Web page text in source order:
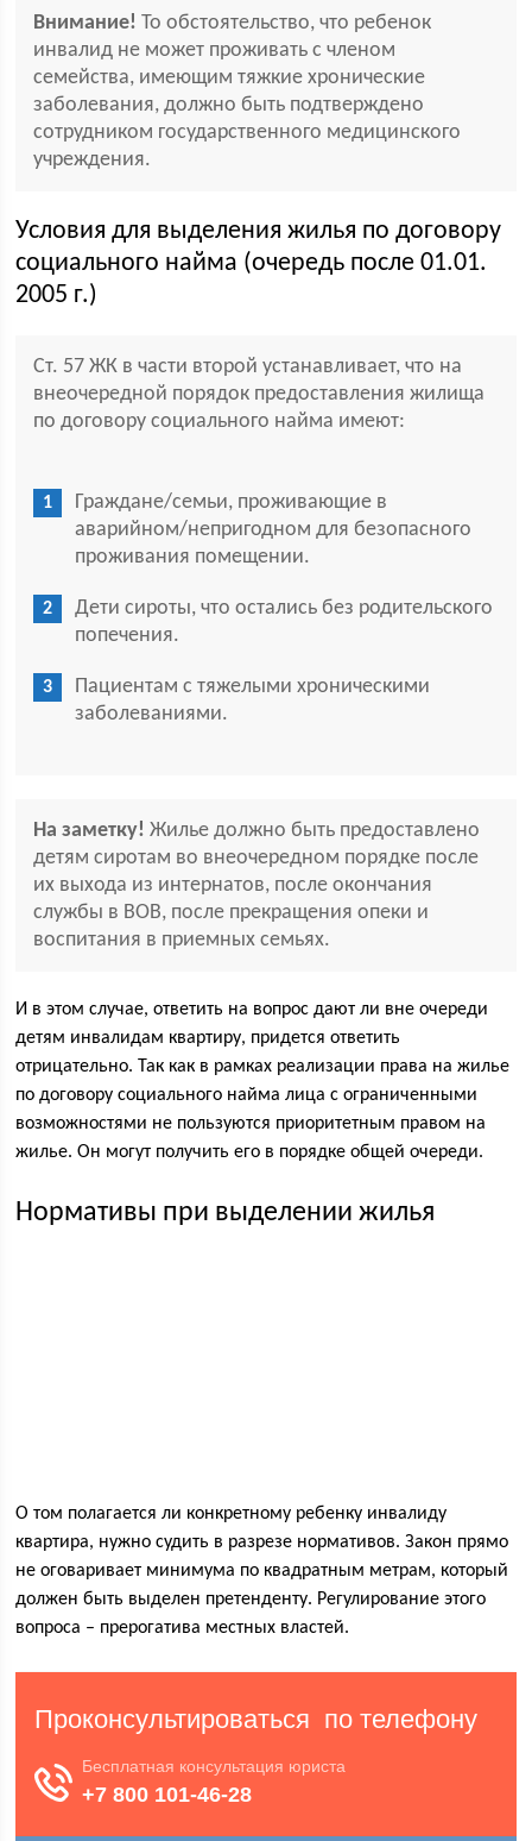
Внимание! То обстоятельство, что ребенок
инвалид не может проживать с членом
семейства, имеющим тяжкие хронические
заболевания, должно быть подтверждено
сотрудником государственного медицинского
учреждения.
Условия для выделения жилья по договору
социального найма (очередь после 01.01.
2005 г.)
Ст. 57 ЖК в части второй устанавливает, что на
внеочередной порядок предоставления жилища
по договору социального найма имеют:
Граждане/семьи, проживающие в
аварийном/непригодном для безопасного
проживания помещении.
Дети сироты, что остались без родительского
попечения.
Пациентам с тяжелыми хроническими
заболеваниями.
На заметку! Жилье должно быть предоставлено
детям сиротам во внеочередном порядке после
их выхода из интернатов, после окончания
службы в ВОВ, после прекращения опеки и
воспитания в приемных семьях.
И в этом случае, ответить на вопрос дают ли вне очереди
детям инвалидам квартиру, придется ответить
отрицательно. Так как в рамках реализации права на жилье
по договору социального найма лица с ограниченными
возможностями не пользуются приоритетным правом на
жилье. Он могут получить его в порядке общей очереди.
Нормативы при выделении жилья
О том полагается ли конкретному ребенку инвалиду
квартира, нужно судить в разрезе нормативов. Закон прямо
не оговаривает минимума по квадратным метрам, который
должен быть выделен претенденту. Регулирование этого
вопроса – прерогатива местных властей.